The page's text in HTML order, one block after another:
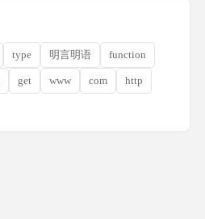
type 明言明语 function
get www com http